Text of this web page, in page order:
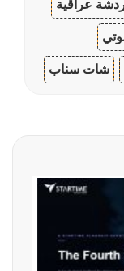
عراقية
شات سناب